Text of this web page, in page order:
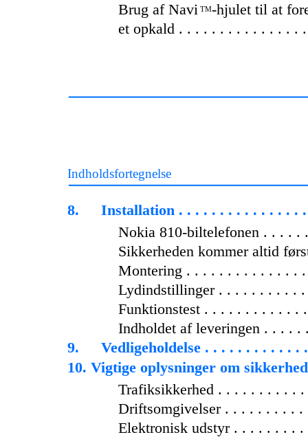
Brug af Navi TM-hjulet til at
et opkald . . . . . . . . . . . . . . .
Indholdsfortegnelse
8.
Installation . . . . . . . . . . . . . . .
Nokia 810-biltelefonen . . . .
Sikkerheden kommer altid
Montering . . . . . . . . . . . . . .
Lydindstillinger . . . . . . . . . .
Funktionstest . . . . . . . . . . . .
Indholdet af leveringen . . . .
9.
Vedligeholdelse . . . . . . . . . . . .
10. Vigtige oplysninger om
Trafiksikkerhed . . . . . . . . . .
Driftsomgivelser . . . . . . . . .
Elektronisk udstyr . . . . . . . .